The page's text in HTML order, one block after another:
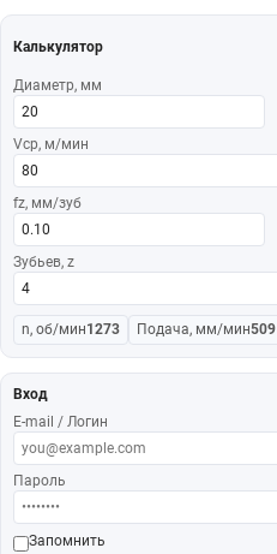
Калькулятор
Диаметр, мм
Vср, м/мин
fz, мм/зуб
Зубьев, z
n, об/мин1273 Подача, мм/мин509
Вход
E-mail / Логин
Пароль
Запомнить